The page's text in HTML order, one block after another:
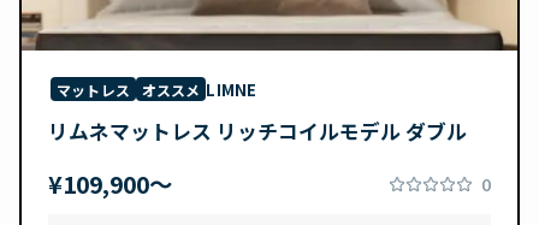
マットレス オススメ LIMNE
リムネマットレス リッチコイルモデル ダブル
¥109,900〜 0